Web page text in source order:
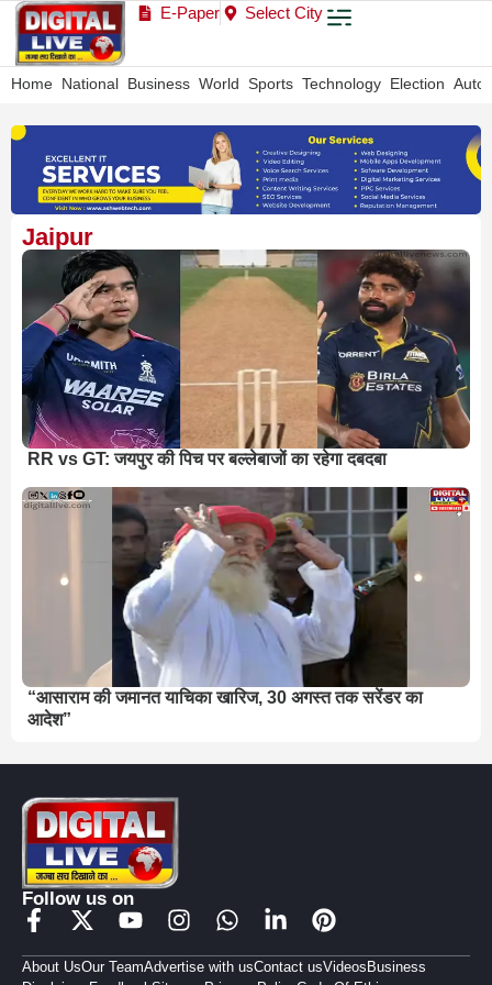
E-Paper Select City
Home National Business World Sports Technology Election Auto
Jaipur
RR vs GT: जयपुर की पिच पर बल्लेबाजों का रहेगा दबदबा
“आसाराम की जमानत याचिका खारिज, 30 अगस्त तक सरेंडर का
आदेश”
Follow us on
About UsOur TeamAdvertise with usContact usVideos Business